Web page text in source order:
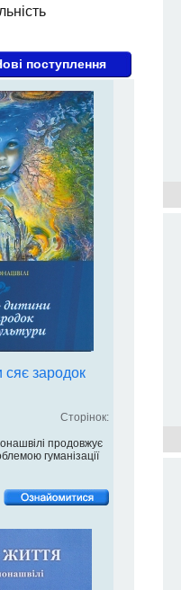
поступлення
сяє зародок
Сторінок:
продовжує
гуманізації